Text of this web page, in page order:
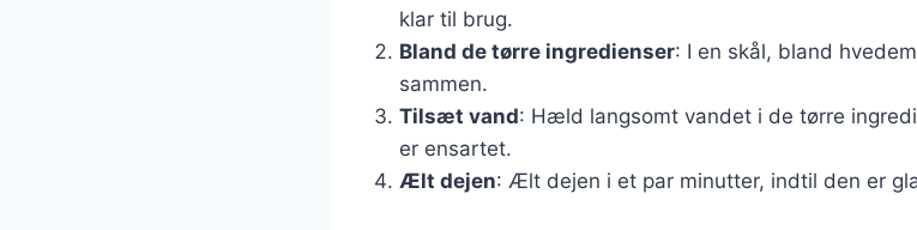
klar til brug.
Bland de tørre ingredienser: I en skål, bland
sammen.
Tilsæt vand: Hæld langsomt vandet i de tørre
er ensartet.
Ælt dejen: Ælt dejen i et par minutter, indtil den er